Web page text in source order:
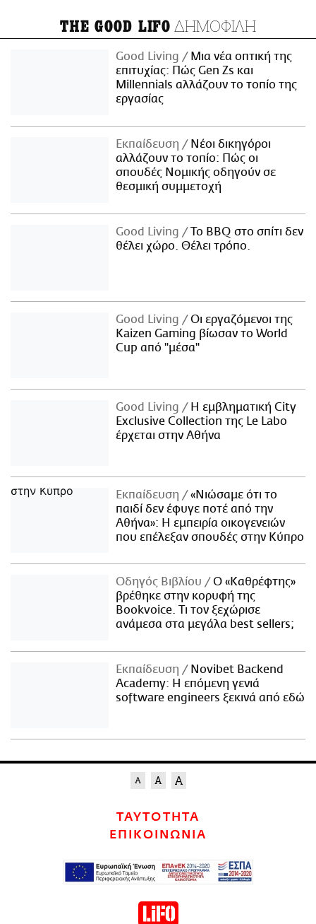
THE GOOD LIFO ΔΗΜΟΦΙΛΗ
Good Living
Μια νέα οπτική της
επιτυχίας: Πώς Gen Zs και
Millennials αλλάζουν το τοπίο της
εργασίας
Εκπαίδευση
Νέοι δικηγόροι
αλλάζουν το τοπίο: Πώς οι
σπουδές Νομικής οδηγούν σε
θεσμική συμμετοχή
Good Living
Το BBQ στο σπίτι δεν
θέλει χώρο. Θέλει τρόπο.
Good Living
Οι εργαζόμενοι της
Kaizen Gaming βίωσαν το World
Cup από "μέσα"
Good Living
Η εμβληματική City
Exclusive Collection της Le Labo
έρχεται στην Αθήνα
Εκπαίδευση
«Νιώσαμε ότι το
παιδί δεν έφυγε ποτέ από την
Αθήνα»: Η εμπειρία οικογενειών
που επέλεξαν σπουδές στην Κύπρο
Οδηγός Βιβλίου
Ο «Καθρέφτης»
βρέθηκε στην κορυφή της
Bookvoice. Τι τον ξεχώρισε
ανάμεσα στα μεγάλα best sellers;
Εκπαίδευση
Novibet Backend
Academy: Η επόμενη γενιά
software engineers ξεκινά από εδώ
ΤΑΥΤΟΤΗΤΑ
ΕΠΙΚΟΙΝΩΝΙΑ